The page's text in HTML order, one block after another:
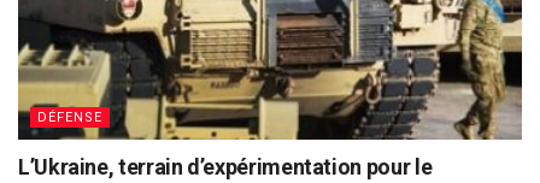
DÉFENSE
L’Ukraine, terrain d’expérimentation pour le